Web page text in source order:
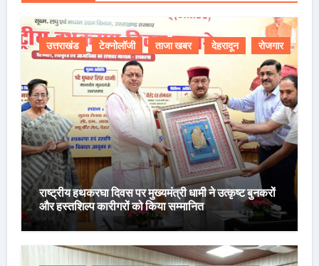
उत्तराखंड टेक्नोलॉजी ताजा खबर देहरादून रोजगार
राष्ट्रीय हथकरघा दिवस पर मुख्यमंत्री धामी ने उत्कृष्ट बुनकरों
और हस्तशिल्प कारीगरों को किया सम्मानित